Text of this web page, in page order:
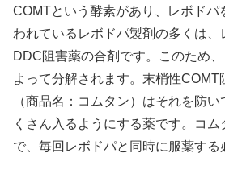
COMTという酵素があり、レボドパ
われているレボドパ製剤の多くは、
DDC阻害薬の合剤です。このため
よって分解されます。末梢性COMT
（商品名：コムタン）はそれを防
くさん入るようにする薬です。コ
で、毎回レボドパと同時に服薬する